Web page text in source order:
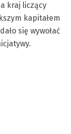
kraj liczący
kapitałem
się wywołać